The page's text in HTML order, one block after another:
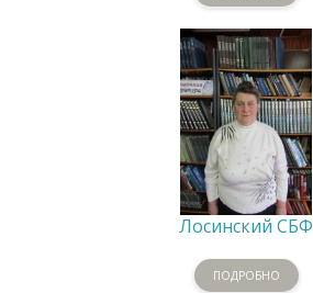
Лосинский СБФ
ПОДРОБНО